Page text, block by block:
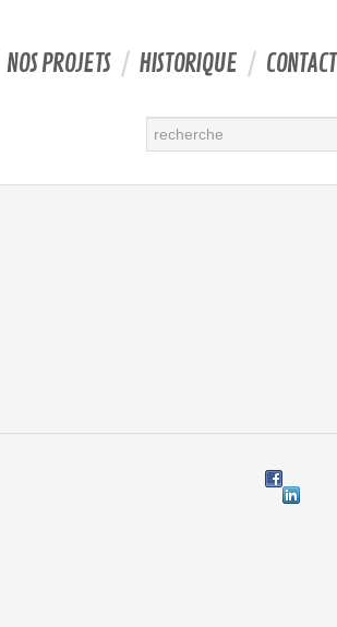
NOS PROJETS HISTORIQUE CONTACT